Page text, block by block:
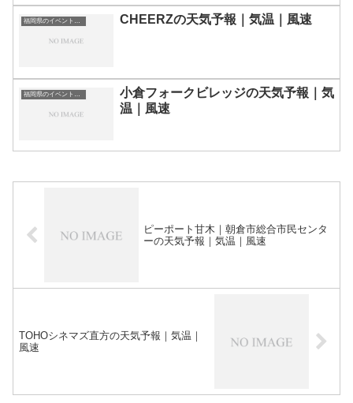
CHEERZの天気予報｜気温｜風速
小倉フォークビレッジの天気予報｜気
温｜風速
ピーポート甘木｜朝倉市総合市民センタ
ーの天気予報｜気温｜風速
TOHOシネマズ直方の天気予報｜気温｜
風速